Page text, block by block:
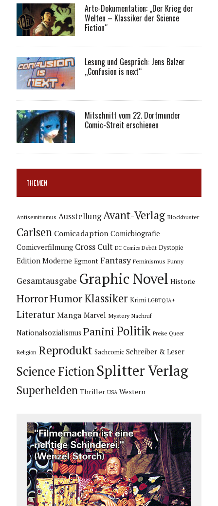
Arte-Dokumentation: „Der Krieg der
Welten – Klassiker der Science
Fiction“
Lesung und Gespräch: Jens Balzer
„Confusion is next“
Mitschnitt vom 22. Dortmunder
Comic-Streit erschienen
THEMEN
Antisemitismus Ausstellung Avant-Verlag Blockbuster
Carlsen Comicadaption Comicbiografie
Comicverfilmung Cross Cult DC Comics Debüt Dystopie
Edition Moderne Egmont Fantasy Feminismus Funny
Gesamtausgabe Graphic Novel Historie
HorrorHumorKlassiker Krimi LGBTQIA+
Literatur Manga Marvel Mystery Nachruf
Nationalsozialismus Panini Politik Preise Queer
Religion Reprodukt Sachcomic Schreiber & Leser
Science Fiction Splitter Verlag
Superhelden Thriller USA Western